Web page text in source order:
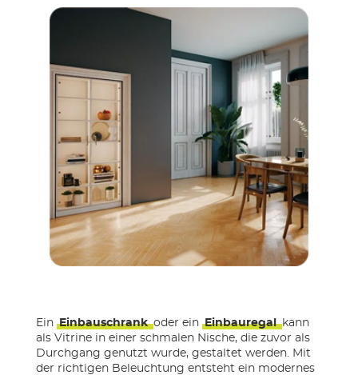
Ein Einbauschrank oder ein Einbauregal kann
als Vitrine in einer schmalen Nische, die zuvor als
Durchgang genutzt wurde, gestaltet werden. Mit
der richtigen Beleuchtung entsteht ein modernes